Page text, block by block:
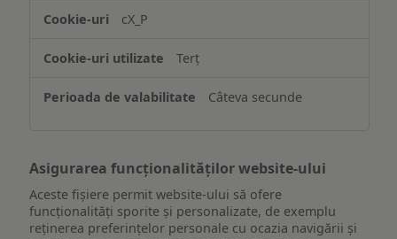
informațiilor
pe
dispozitiv
cX_P
Terț
Câteva secunde
Asigurarea funcționalităților website-ului
Aceste fișiere permit website-ului să ofere
funcționalități sporite și personalizate, de exemplu
reţinerea preferinţelor personale cu ocazia navigării și